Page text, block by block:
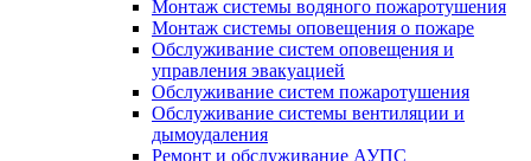
Монтаж системы водяного пожаротушения
Монтаж системы оповещения о пожаре
Обслуживание систем оповещения и
управления эвакуацией
Обслуживание систем пожаротушения
Обслуживание системы вентиляции и
дымоудаления
Ремонт и обслуживание АУПС